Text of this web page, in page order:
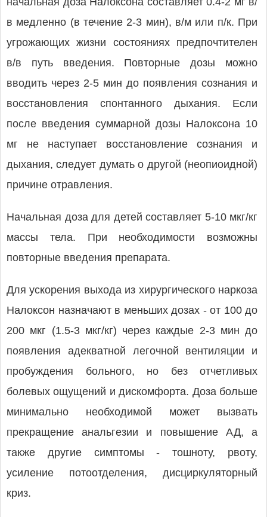
в медленно (в течение 2-3 мин), в/м или п/к. При
угрожающих жизни состояниях предпочтителен
в/в путь введения. Повторные дозы можно
вводить через 2-5 мин до появления сознания и
восстановления спонтанного дыхания. Если
после введения суммарной дозы Налоксона 10
мг не наступает восстановление сознания и
дыхания, следует думать о другой (неопиоидной)
причине отравления.
Начальная доза для детей составляет 5-10 мкг/кг
массы тела. При необходимости возможны
повторные введения препарата.
Для ускорения выхода из хирургического наркоза
Налоксон назначают в меньших дозах - от 100 до
200 мкг (1.5-3 мкг/кг) через каждые 2-3 мин до
появления адекватной легочной вентиляции и
пробуждения больного, но без отчетливых
болевых ощущений и дискомфорта. Доза больше
минимально необходимой может вызвать
прекращение анальгезии и повышение АД, а
также другие симптомы - тошноту, рвоту,
усиление потоотделения, дисциркуляторный
криз.